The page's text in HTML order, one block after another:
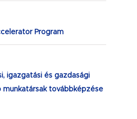
Program
igazgatási és gazdasági
továbbképzése